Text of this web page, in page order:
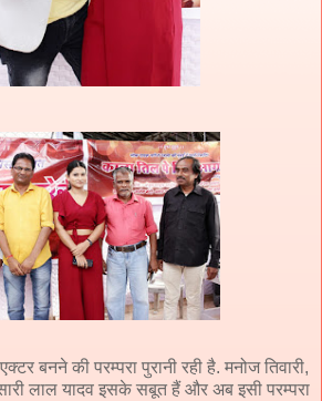
बनने की परम्परा पुरानी रही है. मनोज तिवारी,
लाल यादव इसके सबूत हैं और अब इसी परम्परा